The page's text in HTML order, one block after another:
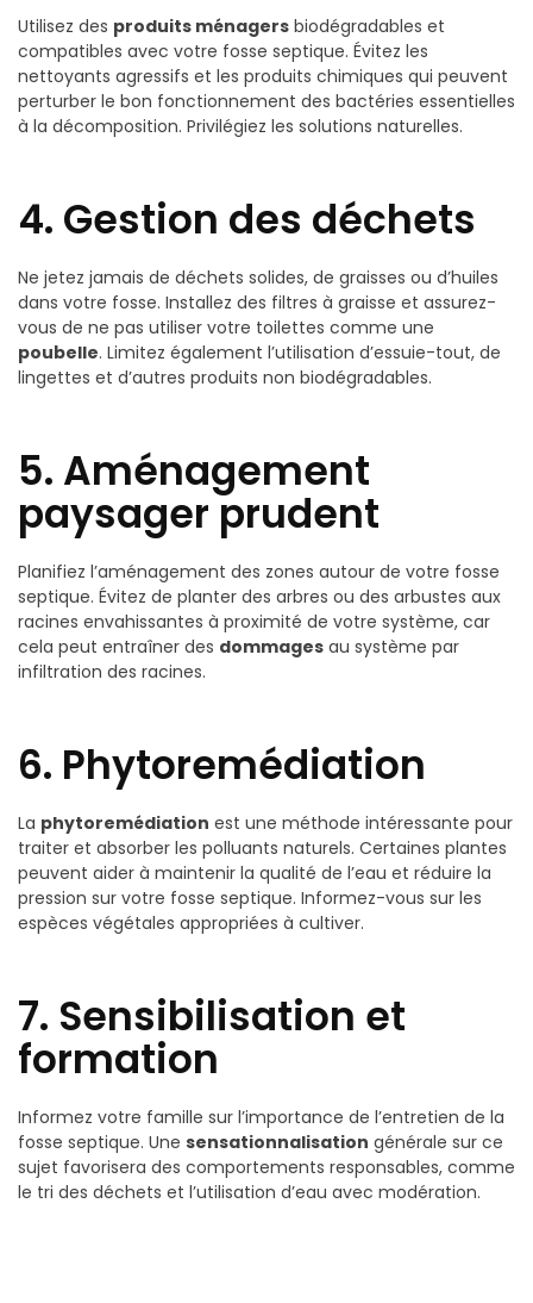
Utilisez des produits ménagers biodégradables et
compatibles avec votre fosse septique. Évitez les
nettoyants agressifs et les produits chimiques qui peuvent
perturber le bon fonctionnement des bactéries essentielles
à la décomposition. Privilégiez les solutions naturelles.
4. Gestion des déchets
Ne jetez jamais de déchets solides, de graisses ou d’huiles
dans votre fosse. Installez des filtres à graisse et assurez-
vous de ne pas utiliser votre toilettes comme une
poubelle. Limitez également l’utilisation d’essuie-tout, de
lingettes et d’autres produits non biodégradables.
5. Aménagement
paysager prudent
Planifiez l’aménagement des zones autour de votre fosse
septique. Évitez de planter des arbres ou des arbustes aux
racines envahissantes à proximité de votre système, car
cela peut entraîner des dommages au système par
infiltration des racines.
6. Phytoremédiation
La phytoremédiation est une méthode intéressante pour
traiter et absorber les polluants naturels. Certaines plantes
peuvent aider à maintenir la qualité de l’eau et réduire la
pression sur votre fosse septique. Informez-vous sur les
espèces végétales appropriées à cultiver.
7. Sensibilisation et
formation
Informez votre famille sur l’importance de l’entretien de la
fosse septique. Une sensationnalisation générale sur ce
sujet favorisera des comportements responsables, comme
le tri des déchets et l’utilisation d’eau avec modération.